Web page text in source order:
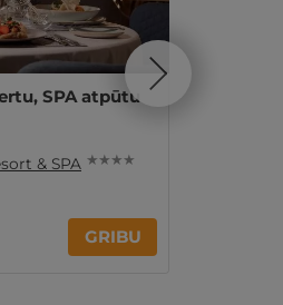
SPA atpūtu
& SPA ★ ★ ★ ★
GRIBU